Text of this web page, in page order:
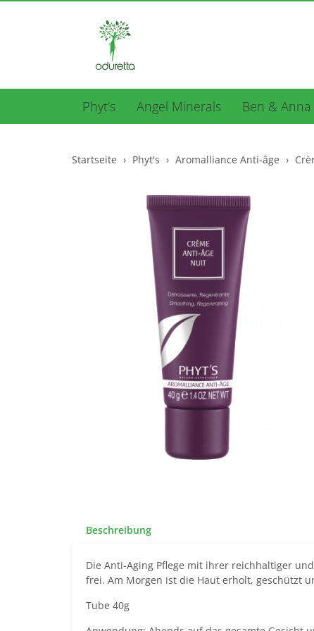
Phyt's Angel Minerals Ben & Anna
Startseite Phyt's Aromalliance Anti-âge
Beschreibung
Die Anti-Aging Pflege mit ihrer reichhaltiger
frei. Am Morgen ist die Haut erholt, geschützt
Tube 40g